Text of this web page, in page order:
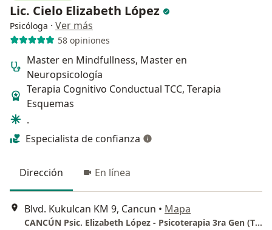
Lic. Cielo Elizabeth López
Psicóloga · Ver más
58 opiniones
Master en Mindfullness, Master en
Neuropsicología
Terapia Cognitivo Conductual TCC, Terapia
Esquemas
.
Especialista de confianza
Dirección En línea
Blvd. Kukulcan KM 9, Cancun • Mapa
CANCÚN Psic. Elizabeth López - Psicoterapia 3ra Gen (TCC-Cognitivo, T-Esquemas, Mindfulness-Based Stress Reduction, Neuropsicológica)